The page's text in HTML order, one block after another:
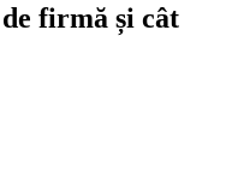
firmă și cât